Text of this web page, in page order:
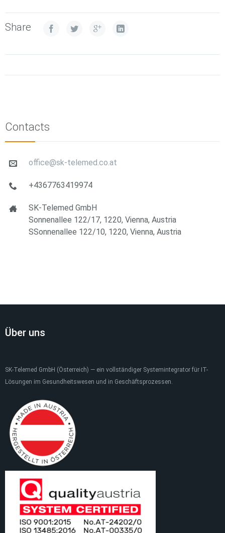
Share
Contacts
office@sk-telemed.co.at
+4367763419974
SK-Telemed GmbH
Sonnenallee 122/17, 1220, Vienna, Austria
SSonnenallee 122/10, 1220, Vienna, Austria
Über uns
SK-Telemed GmbH (Österreich) — ein vollständiger Systemintegrator für IT-
Lösungen im Gesundheitswesen und in Geschäftsprozessen.